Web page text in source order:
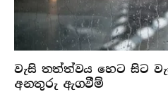
වැසි තත්ත්වය හෙට සිට
අනතුරු ඇගවීම්